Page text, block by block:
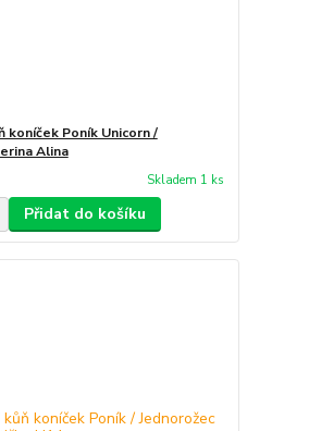
koníček Poník Unicorn /
Alina
Skladem 1 ks
Přidat do košíku